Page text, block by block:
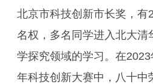
北京市科技创新市长奖，有
名权，多名同学进入北大清
学探究领域的学习。在
年科技创新大赛中，八十中